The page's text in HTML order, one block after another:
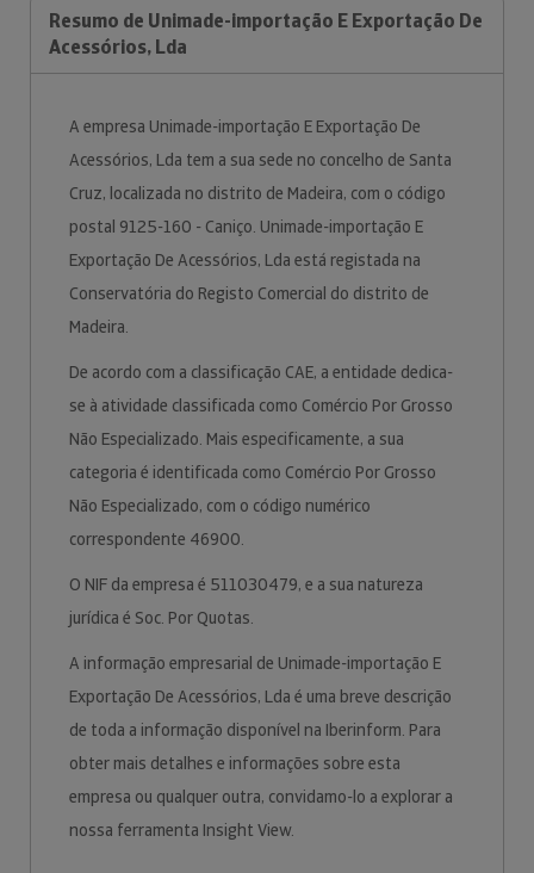
Resumo de Unimade-importação E Exportação De
Acessórios, Lda
A empresa Unimade-importação E Exportação De
Acessórios, Lda tem a sua sede no concelho de Santa
Cruz, localizada no distrito de Madeira, com o código
postal 9125-160 - Caniço. Unimade-importação E
Exportação De Acessórios, Lda está registada na
Conservatória do Registo Comercial do distrito de
Madeira.
De acordo com a classificação CAE, a entidade dedica-
se à atividade classificada como Comércio Por Grosso
Não Especializado. Mais especificamente, a sua
categoria é identificada como Comércio Por Grosso
Não Especializado, com o código numérico
correspondente 46900.
O NIF da empresa é 511030479, e a sua natureza
jurídica é Soc. Por Quotas.
A informação empresarial de Unimade-importação E
Exportação De Acessórios, Lda é uma breve descrição
de toda a informação disponível na Iberinform. Para
obter mais detalhes e informações sobre esta
empresa ou qualquer outra, convidamo-lo a explorar a
nossa ferramenta Insight View.